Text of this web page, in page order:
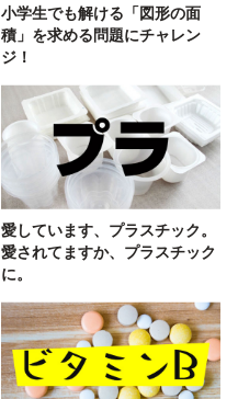
小学生でも解ける「図形の面
積」を求める問題にチャレン
ジ！
愛しています、プラスチック。
愛されてますか、プラスチック
に。